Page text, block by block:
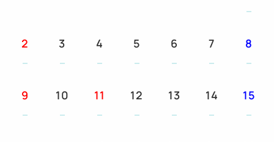
2 3 4 5 6 7 8
9 10 11 12 13 14 15